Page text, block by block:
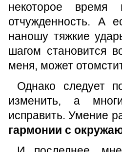
некоторое
отчужденность. А
наношу тяжкие
шагом становится
меня, может
Однако следует
изменить, а
исправить. Умение
гармонии с